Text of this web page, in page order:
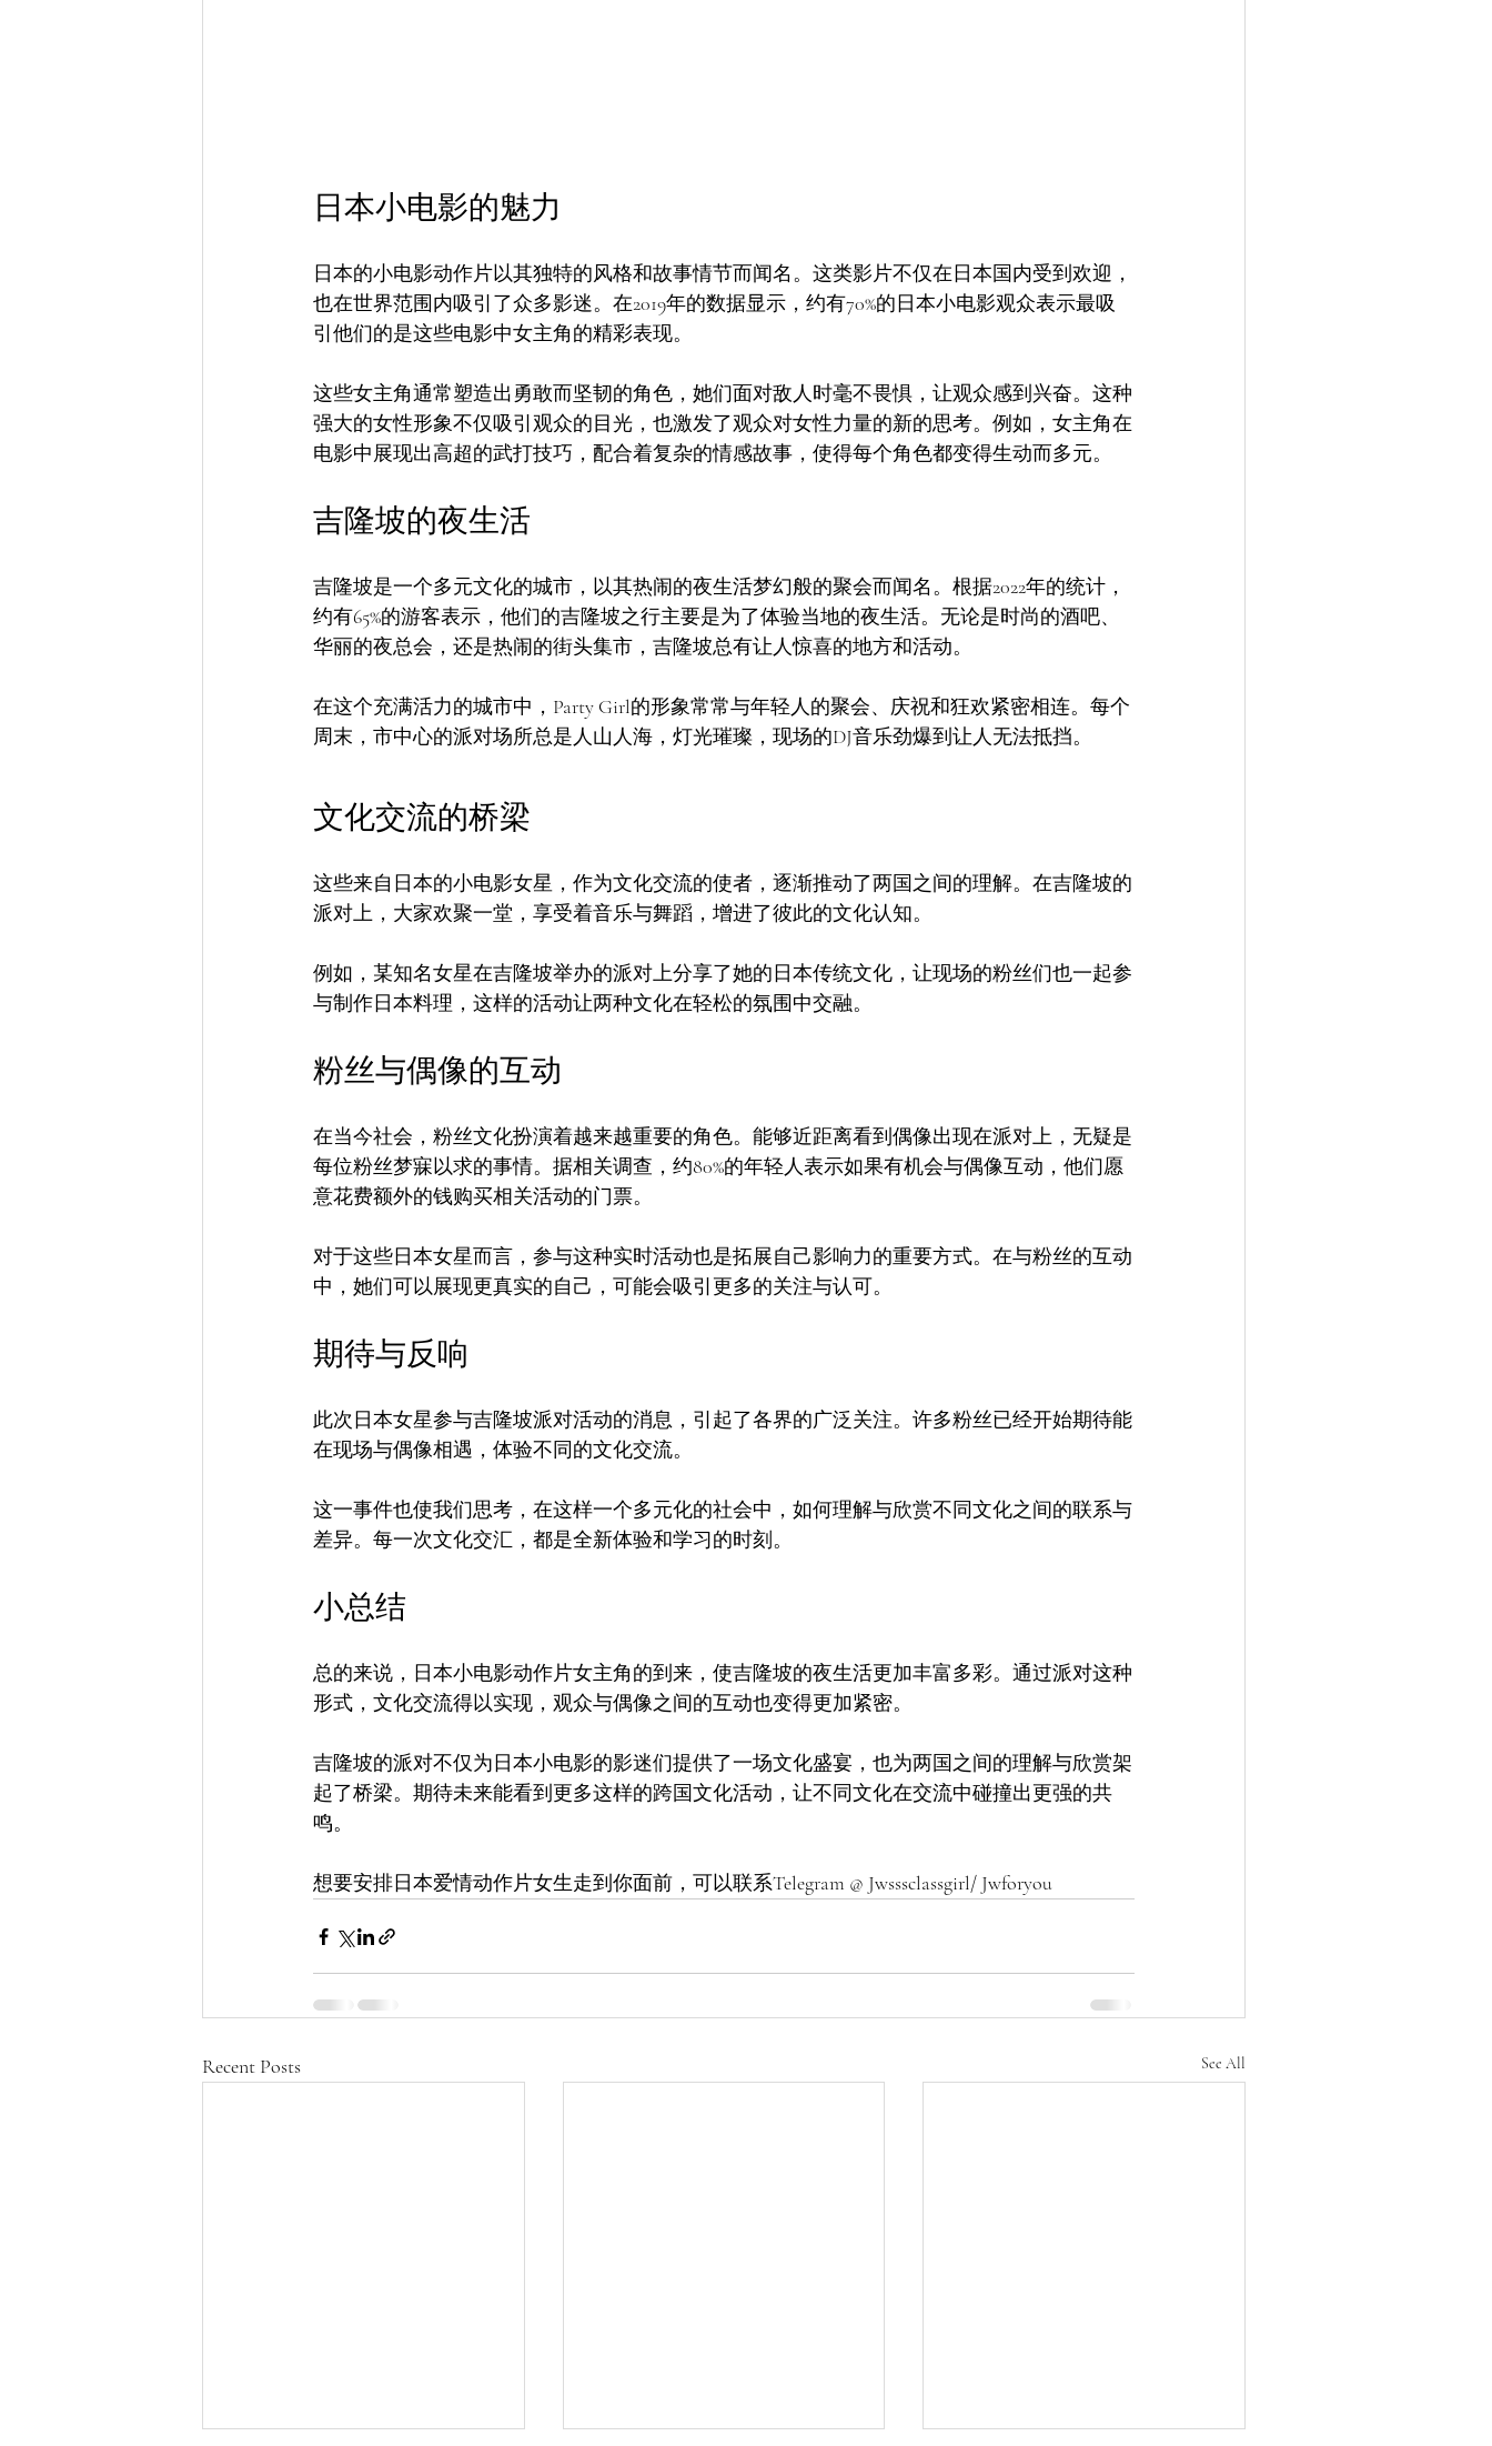
日本小电影的魅力
日本的小电影动作片以其独特的风格和故事情节而闻名。这类影片不仅在日本国内受到欢迎，
也在世界范围内吸引了众多影迷。在2019年的数据显示，约有70%的日本小电影观众表示最吸
引他们的是这些电影中女主角的精彩表现。
这些女主角通常塑造出勇敢而坚韧的角色，她们面对敌人时毫不畏惧，让观众感到兴奋。这种
强大的女性形象不仅吸引观众的目光，也激发了观众对女性力量的新的思考。例如，女主角在
电影中展现出高超的武打技巧，配合着复杂的情感故事，使得每个角色都变得生动而多元。
吉隆坡的夜生活
吉隆坡是一个多元文化的城市，以其热闹的夜生活梦幻般的聚会而闻名。根据2022年的统计，
约有65%的游客表示，他们的吉隆坡之行主要是为了体验当地的夜生活。无论是时尚的酒吧、
华丽的夜总会，还是热闹的街头集市，吉隆坡总有让人惊喜的地方和活动。
在这个充满活力的城市中，Party Girl的形象常常与年轻人的聚会、庆祝和狂欢紧密相连。每个
周末，市中心的派对场所总是人山人海，灯光璀璨，现场的DJ音乐劲爆到让人无法抵挡。
文化交流的桥梁
这些来自日本的小电影女星，作为文化交流的使者，逐渐推动了两国之间的理解。在吉隆坡的
派对上，大家欢聚一堂，享受着音乐与舞蹈，增进了彼此的文化认知。
例如，某知名女星在吉隆坡举办的派对上分享了她的日本传统文化，让现场的粉丝们也一起参
与制作日本料理，这样的活动让两种文化在轻松的氛围中交融。
粉丝与偶像的互动
在当今社会，粉丝文化扮演着越来越重要的角色。能够近距离看到偶像出现在派对上，无疑是
每位粉丝梦寐以求的事情。据相关调查，约80%的年轻人表示如果有机会与偶像互动，他们愿
意花费额外的钱购买相关活动的门票。
对于这些日本女星而言，参与这种实时活动也是拓展自己影响力的重要方式。在与粉丝的互动
中，她们可以展现更真实的自己，可能会吸引更多的关注与认可。
期待与反响
此次日本女星参与吉隆坡派对活动的消息，引起了各界的广泛关注。许多粉丝已经开始期待能
在现场与偶像相遇，体验不同的文化交流。
这一事件也使我们思考，在这样一个多元化的社会中，如何理解与欣赏不同文化之间的联系与
差异。每一次文化交汇，都是全新体验和学习的时刻。
小总结
总的来说，日本小电影动作片女主角的到来，使吉隆坡的夜生活更加丰富多彩。通过派对这种
形式，文化交流得以实现，观众与偶像之间的互动也变得更加紧密。
吉隆坡的派对不仅为日本小电影的影迷们提供了一场文化盛宴，也为两国之间的理解与欣赏架
起了桥梁。期待未来能看到更多这样的跨国文化活动，让不同文化在交流中碰撞出更强的共
鸣。
想要安排日本爱情动作片女生走到你面前，可以联系Telegram @ Jwsssclassgirl/ Jwforyou
Recent Posts See All